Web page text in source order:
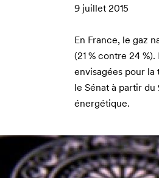
9 juillet 2015
En France, le gaz
(21 % contre 24
envisagées pour la
le Sénat à partir
énergétique.